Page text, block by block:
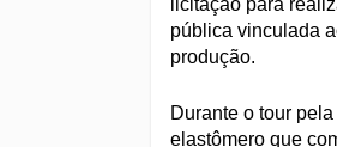
licitação para
pública vinculada
produção.
Durante o tour
elastômero que